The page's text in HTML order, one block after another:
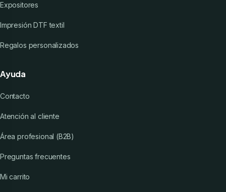
Expositores
Impresión DTF textil
Regalos personalizados
Ayuda
Contacto
Atención al cliente
Área profesional (B2B)
Preguntas frecuentes
Mi carrito